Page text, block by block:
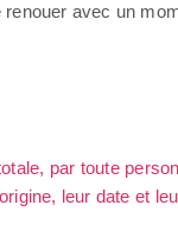
avec un
par toute
leur date et